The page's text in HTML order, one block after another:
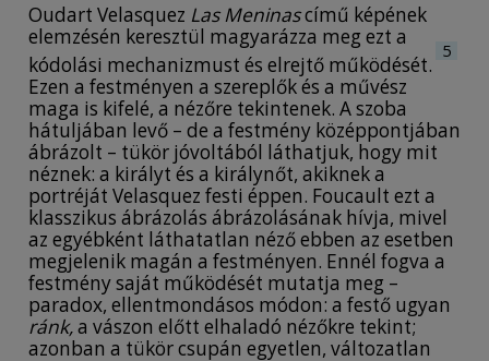
Oudart Velasquez Las Meninascímű képének
elemzésén keresztül magyarázza meg ezt a
kódolási mechanizmust és elrejtő működését.
5
Ezen a festményen a szereplők és a művész
maga is kifelé, a nézőre tekintenek. A szoba
hátuljában levő – de a festmény középpontjában
ábrázolt – tükör jóvoltából láthatjuk, hogy mit
néznek: a királyt és a királynőt, akiknek a
portréját Velasquez festi éppen. Foucault ezt a
klasszikus ábrázolás ábrázolásának hívja, mivel
az egyébként láthatatlan néző ebben az esetben
megjelenik magán a festményen. Ennél fogva a
festmény saját működését mutatja meg –
paradox, ellentmondásos módon: a festő ugyan
ránk,a vászon előtt elhaladó nézőkre tekint;
azonban a tükör csupán egyetlen, változatlan